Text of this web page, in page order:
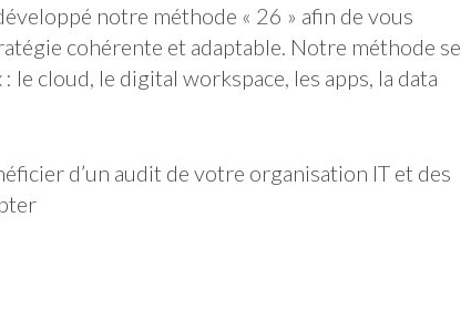
notre méthode « 26 » afin de vous
cohérente et adaptable. Notre méthode se
cloud, le digital workspace, les apps, la data
d’un audit de votre organisation IT et des